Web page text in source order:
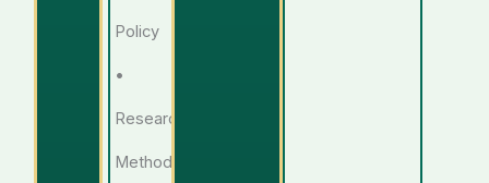
Policy
•
Research
Methods